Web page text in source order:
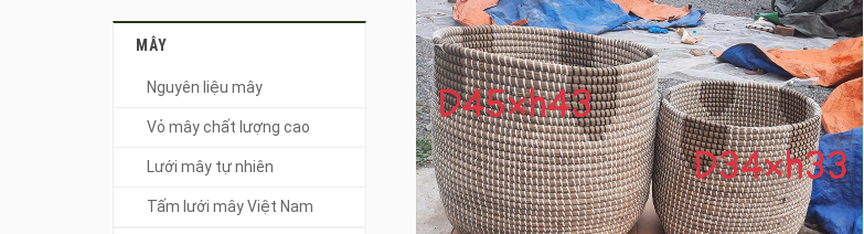
MÂY
Nguyên liệu mây
Vỏ mây chất lượng cao
Lưới mây tự nhiên
Tấm lưới mây Việt Nam